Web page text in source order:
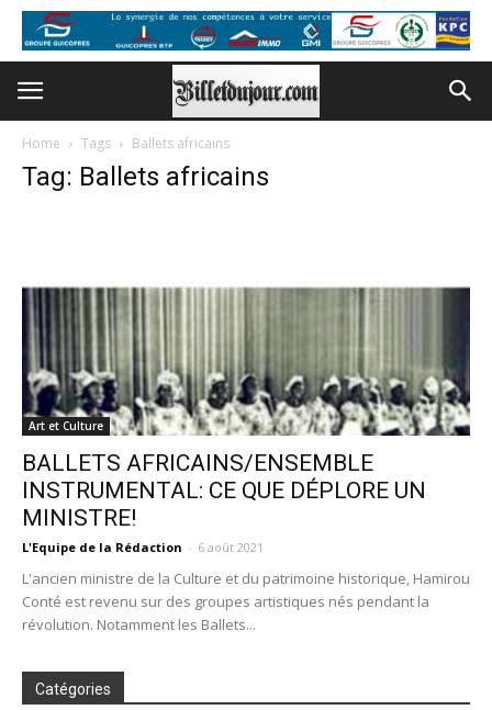
Home Tags Ballets africains
Tag: Ballets africains
Art et Culture
BALLETS AFRICAINS/ENSEMBLE
INSTRUMENTAL: CE QUE DÉPLORE UN
MINISTRE!
L'Equipe de la Rédaction - 6 août 2021
L'ancien ministre de la Culture et du patrimoine historique, Hamirou
Conté est revenu sur des groupes artistiques nés pendant la
révolution. Notamment les Ballets...
Catégories